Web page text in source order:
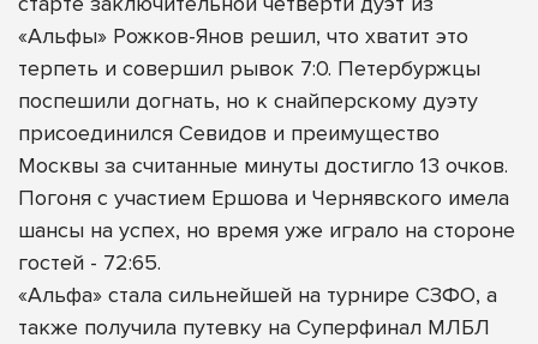
«Альфы» Рожков-Янов решил, что хватит это
терпеть и совершил рывок 7:0. Петербуржцы
поспешили догнать, но к снайперскому дуэту
присоединился Севидов и преимущество
Москвы за считанные минуты достигло 13 очков.
Погоня с участием Ершова и Чернявского имела
шансы на успех, но время уже играло на стороне
гостей - 72:65.
«Альфа» стала сильнейшей на турнире СЗФО, а
также получила путевку на Суперфинал МЛБЛ